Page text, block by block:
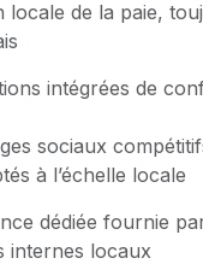
locale de la paie,
intégrées de
sociaux
à l’échelle locale
dédiée fournie
internes locaux